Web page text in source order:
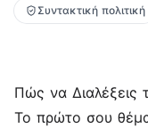
Συντακτική πολιτική
Πώς να
Το πρώτο σου